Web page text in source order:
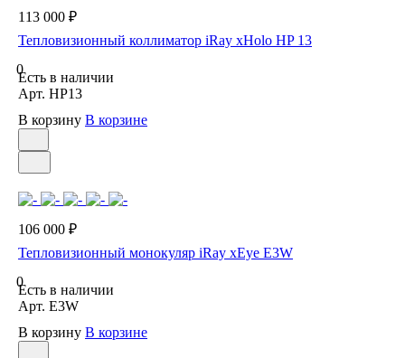
113 000 ₽
Тепловизионный коллиматор iRay xHolo HP 13
0
Есть в наличии
Арт. HP13
В корзину В корзине
106 000 ₽
Тепловизионный монокуляр iRay xEye E3W
0
Есть в наличии
Арт. E3W
В корзину В корзине